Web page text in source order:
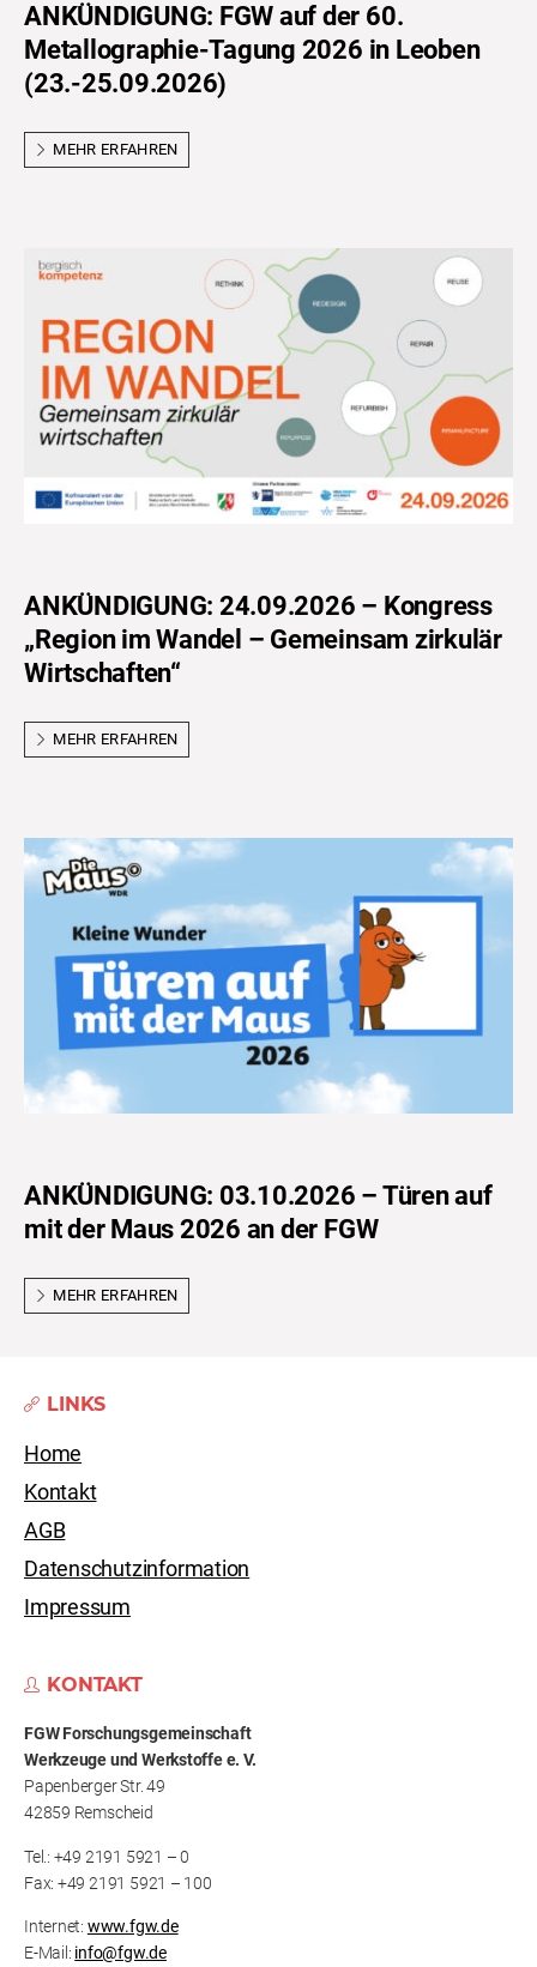
ANKÜNDIGUNG: FGW auf der 60.
Metallographie-Tagung 2026 in Leoben
(23.-25.09.2026)
MEHR ERFAHREN
ANKÜNDIGUNG: 24.09.2026 – Kongress
„Region im Wandel – Gemeinsam zirkulär
Wirtschaften“
MEHR ERFAHREN
ANKÜNDIGUNG: 03.10.2026 – Türen auf
mit der Maus 2026 an der FGW
MEHR ERFAHREN
LINKS
Home
Kontakt
AGB
Datenschutzinformation
Impressum
KONTAKT
FGW Forschungs­gemeinschaft
Werkzeuge und Werkstoffe e. V.
Papenberger Str. 49
42859 Remscheid
Tel.: +49 2191 5921 – 0
Fax: +49 2191 5921 – 100
Internet: www.fgw.de
E-Mail: info@fgw.de